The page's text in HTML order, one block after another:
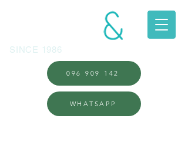
SINCE 1986
096 909 142
WHATSAPP